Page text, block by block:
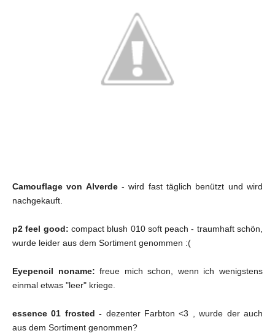
Camouflage von Alverde- wird fast täglich benützt und wird
nachgekauft.
p2 feel good: compact blush 010 soft peach - traumhaft schön,
wurde leider aus dem Sortiment genommen :(
Eyepencil noname: freue mich schon, wenn ich wenigstens
einmal etwas "leer" kriege.
essence 01 frosted - dezenter Farbton <3 , wurde der auch
aus dem Sortiment genommen?